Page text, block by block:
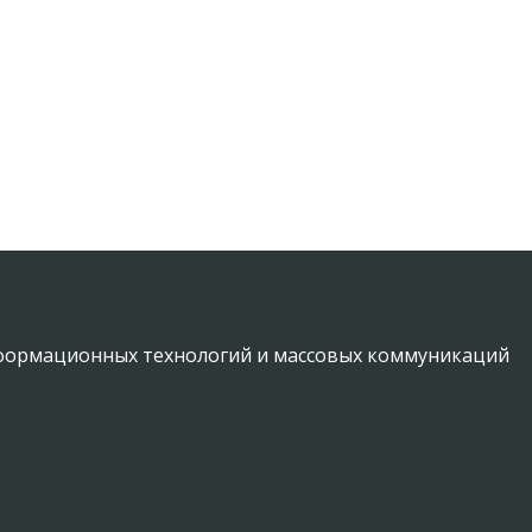
технологий и массовых коммуникаций